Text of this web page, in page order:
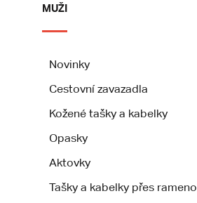
MUŽI
Novinky
Cestovní zavazadla
Kožené tašky a kabelky
Opasky
Aktovky
Tašky a kabelky přes rameno